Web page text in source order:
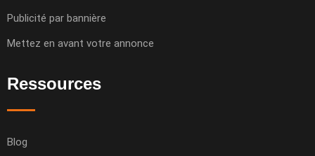
Publicité par bannière
Mettez en avant votre annonce
Ressources
Blog